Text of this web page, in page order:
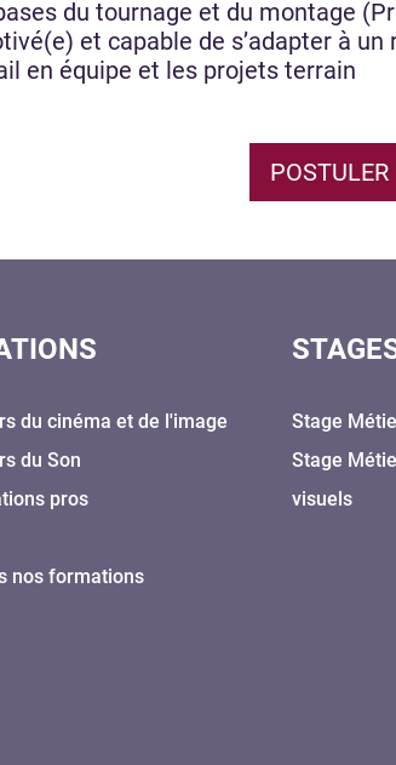
du tournage et du montage
et capable de s’adapter à
en équipe et les projets terrain
POSTULER
du cinéma et de l'image
du Son
pros
nos formations
Stage
Stage
visuels